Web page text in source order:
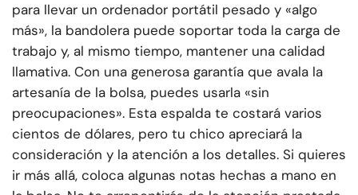
para llevar un ordenador portátil pesado y «algo
más», la bandolera puede soportar toda la carga de
trabajo y, al mismo tiempo, mantener una calidad
llamativa. Con una generosa garantía que avala la
artesanía de la bolsa, puedes usarla «sin
preocupaciones». Esta espalda te costará varios
cientos de dólares, pero tu chico apreciará la
consideración y la atención a los detalles. Si quieres
ir más allá, coloca algunas notas hechas a mano en